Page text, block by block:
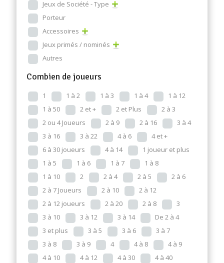
Jeux de Société - Type
Porteur
Accessoires
Jeux primés / nominés
Autres
Combien de joueurs
1 1 à 2 1 à 3 1 à 4
1 à 12
1 à 50
2 et + 2 et Plus
2 à 3
2 ou 4 Joueurs
2 à 9 2 à 16
3 à 4
3 à 16
3 à 22 4 à 6
4 et +
6 à 30 joueurs
4 à 14
1 joueur et plus
1 à 5
1 à 6 1 à 7
1 à 8
1 à 10
2 2 à 4 2 à 5
2 à 6
2 à 7 Joueurs
2 à 10
2 à 12
2 à 12 joueurs
2 à 20 2 à 8
3
3 à 10
3 à 12 3 à 14
De 2 à 4
3 et plus
3 à 5 3 à 6
3 à 7
3 à 8
3 à 9 4 4 à 8
4 à 9
4 à 10
4 à 12 4 à 30 4 à 40